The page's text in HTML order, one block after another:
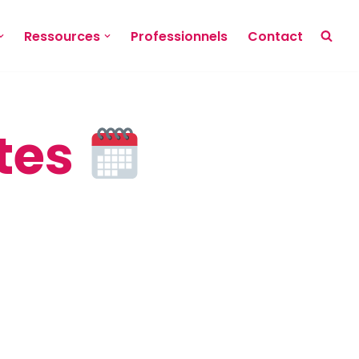
Ressources Professionnels Contact